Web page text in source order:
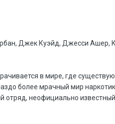
Джек Куэйд, Джесси Ашер,
в мире, где
более мрачный мир
отряд, неофициально